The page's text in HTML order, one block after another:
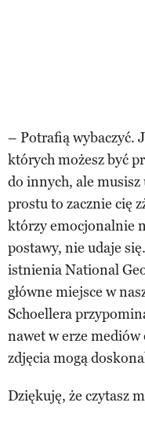
– Potrafią wybaczyć.
których możesz być
do innych, ale musisz
prostu to zacznie cię
którzy emocjonalnie
postawy, nie udaje
istnienia National
główne miejsce w
Schoellera
nawet w erze
zdjęcia mogą
Dziękuję, że czytasz